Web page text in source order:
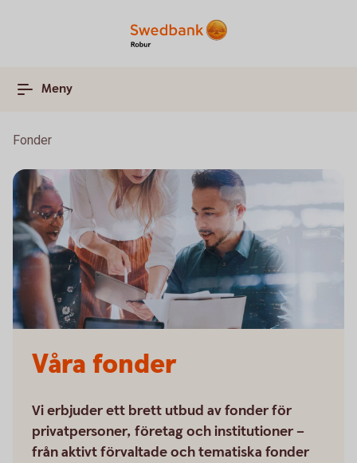
Meny
Fonder
Våra fonder
Vi erbjuder ett brett utbud av fonder för
privatpersoner, företag och institutioner –
från aktivt förvaltade och tematiska fonder